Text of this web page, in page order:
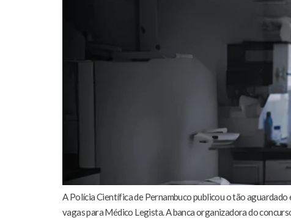
A Polícia Científica de Pernambuco publicou o tão
vagas para Médico Legista. A banca organizadora do